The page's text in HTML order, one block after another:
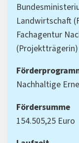
Landwirtschaft
Fachagentur
(Projektträgerin)
Nachhaltige
Fördersumme
154.505,25 Euro